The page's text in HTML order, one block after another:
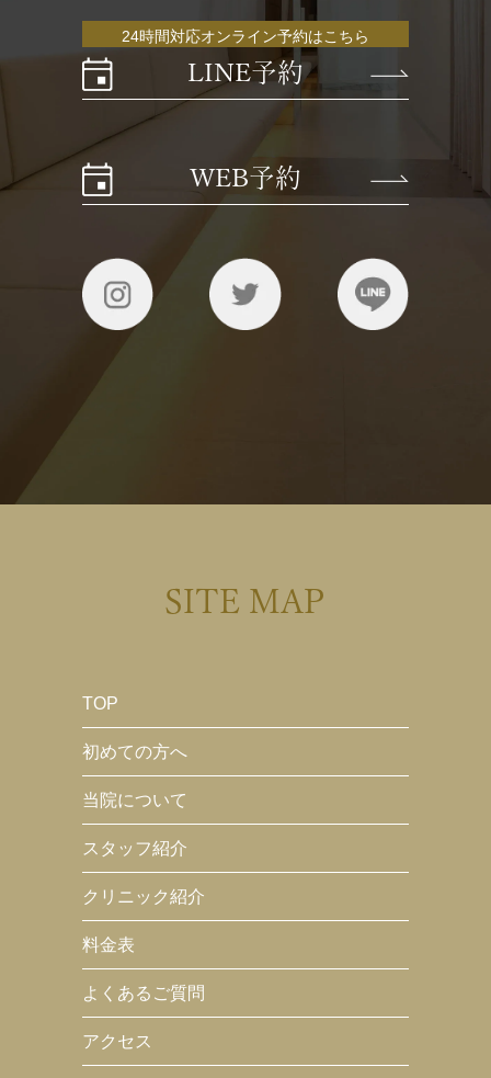
24時間対応オンライン予約はこちら
LINE予約
WEB予約
SITE MAP
TOP
初めての方へ
当院について
スタッフ紹介
クリニック紹介
料金表
よくあるご質問
アクセス